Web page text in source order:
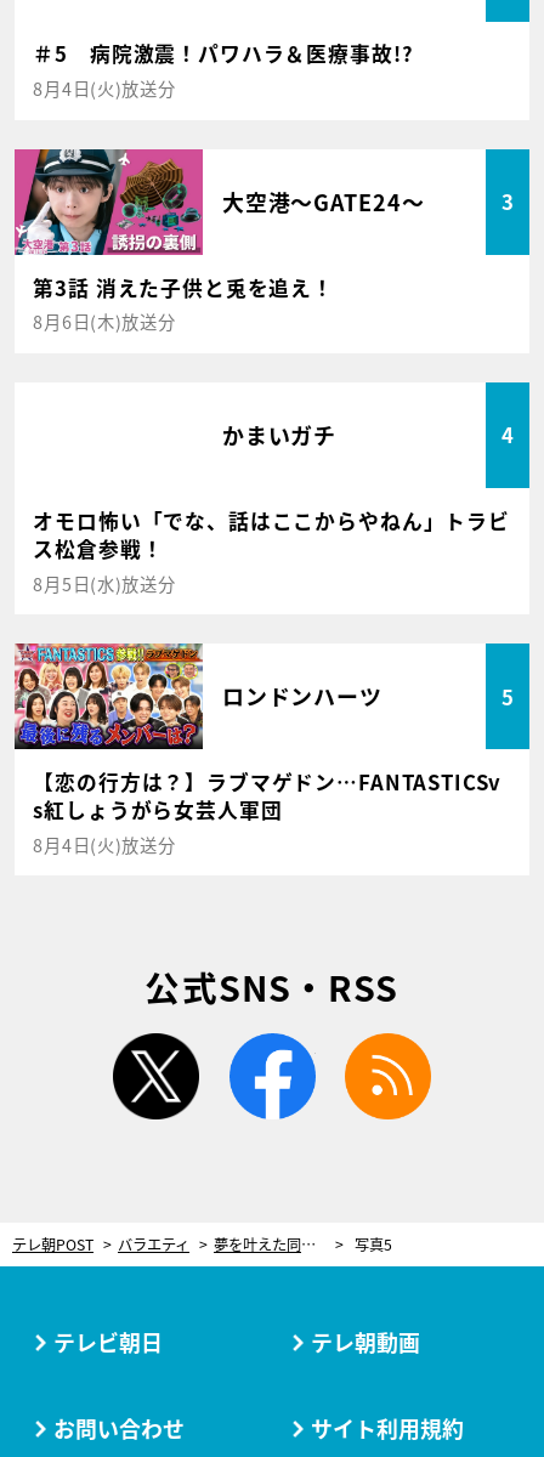
＃5 病院激震！パワハラ＆医療事故!?
8月4日(火)放送分
大空港～GATE24～ 3
第3話 消えた子供と兎を追え！
8月6日(木)放送分
かまいガチ 4
オモロ怖い「でな、話はここからやねん」トラビ
ス松倉参戦！
8月5日(水)放送分
ロンドンハーツ 5
【恋の行方は？】ラブマゲドン…FANTASTICSv
s紅しょうがら女芸人軍団
8月4日(火)放送分
公式SNS・RSS
twitter facebook
テレ朝POST バラエティ 夢を叶えた同性婚カップル、フランスから来日し『新婚さん』登場！思わぬ不満の噴出も 写真5
テレビ朝日 テレ朝動画
お問い合わせ サイト利用規約